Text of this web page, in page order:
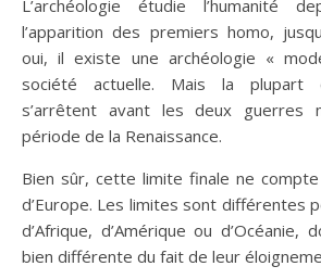
L’archéologie étudie l’humanité
l’apparition des premiers homo,
oui, il existe une archéologie «
société actuelle. Mais la plupart
s’arrêtent avant les deux guerres
période de la Renaissance.
Bien sûr, cette limite finale ne
d’Europe. Les limites sont différentes
d’Afrique, d’Amérique ou d’Océanie,
bien différente du fait de leur